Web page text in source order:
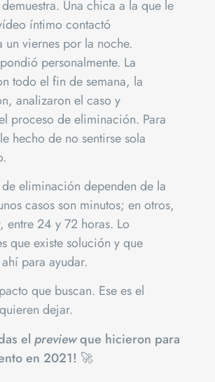
Una chica a la que le
íntimo contactó
un viernes por la noche.
personalmente. La
todo el fin de semana, la
analizaron el caso y
proceso de eliminación. Para
hecho de no sentirse sola
eliminación dependen de la
casos son minutos; en otros,
entre 24 y 72 horas. Lo
que existe solución y que
para ayudar.
que buscan. Ese es el
dejar.
el previewque hicieron para
en 2021! 🚀